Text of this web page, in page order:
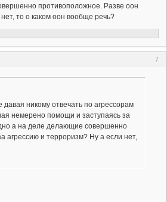
противоположное. Разве оон
то о каком оон вообще речь?
7
никому отвечать по агрессорам
немерено помощи и заступаясь за
а на деле делающие совершенно
агрессию и терроризм? Ну а если нет,